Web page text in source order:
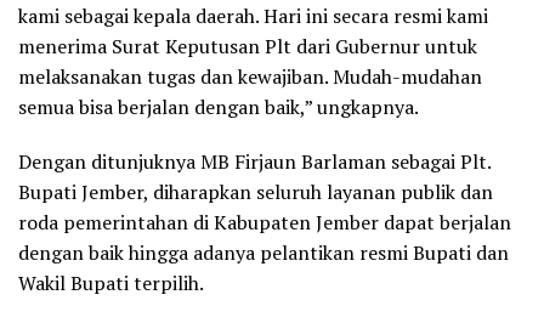
kami sebagai kepala daerah. Hari ini secara resmi kami
menerima Surat Keputusan Plt dari Gubernur untuk
melaksanakan tugas dan kewajiban. Mudah-mudahan
semua bisa berjalan dengan baik,” ungkapnya.
Dengan ditunjuknya MB Firjaun Barlaman sebagai Plt.
Bupati Jember, diharapkan seluruh layanan publik dan
roda pemerintahan di Kabupaten Jember dapat berjalan
dengan baik hingga adanya pelantikan resmi Bupati dan
Wakil Bupati terpilih.